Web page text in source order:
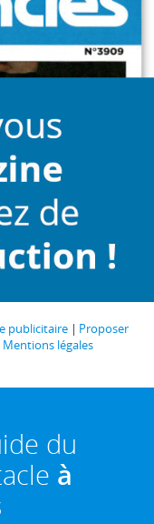
publicitaire
Proposer
Mentions légales
du
à